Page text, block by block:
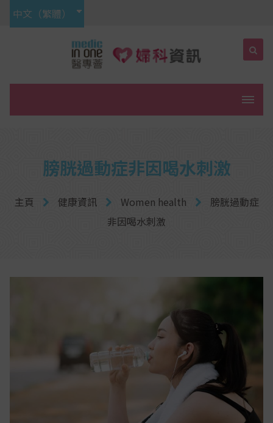
中文（繁體）
膀胱過動症非因喝水刺激
主頁 健康資訊 Women health
膀胱過動症
非因喝水刺激